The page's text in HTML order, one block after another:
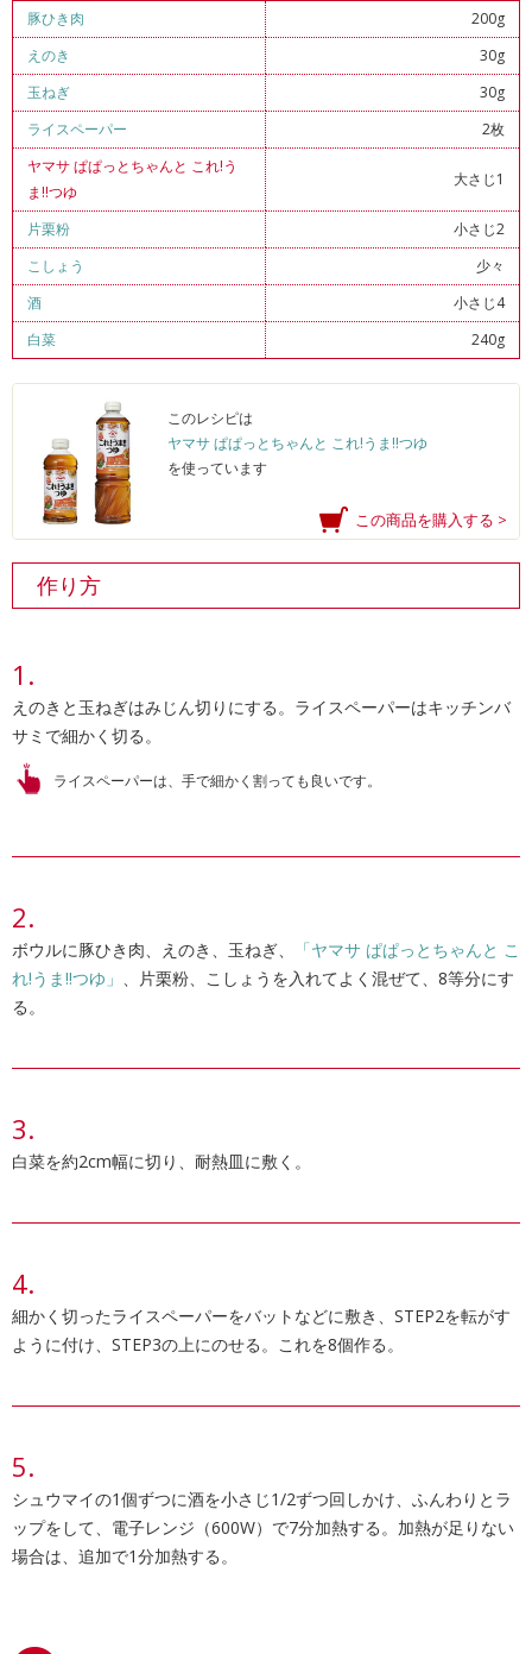
豚ひき肉
200g
えのき
30g
玉ねぎ
30g
ライスペーパー
2枚
ヤマサ ぱぱっとちゃんと これ!う
ま!!つゆ
大さじ1
片栗粉
小さじ2
こしょう
少々
酒
小さじ4
白菜
240g
このレシピは
ヤマサ ぱぱっとちゃんと これ!うま!!つゆ
を使っています
この商品を購入する >
作り方
えのきと玉ねぎはみじん切りにする。ライスペーパーはキッチンバ
サミで細かく切る。
ライスペーパーは、手で細かく割っても良いです。
ボウルに豚ひき肉、えのき、玉ねぎ、
「ヤマサ ぱぱっとちゃんと こ
れ!うま!!つゆ」 、片栗粉、こしょうを入れてよく混ぜて、8等分にす
る。
白菜を約2cm幅に切り、耐熱皿に敷く。
細かく切ったライスペーパーをバットなどに敷き、STEP2を転がす
ように付け、STEP3の上にのせる。これを8個作る。
シュウマイの1個ずつに酒を小さじ1/2ずつ回しかけ、ふんわりとラ
ップをして、電子レンジ（600W）で7分加熱する。加熱が足りない
場合は、追加で1分加熱する。